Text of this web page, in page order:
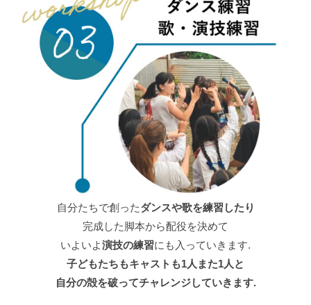
自分たちで創ったダンスや歌を練習したり
完成した脚本から配役を決めて
いよいよ演技の練習にも入っていきます.
子どもたちもキャストも1人また1人と
自分の殻を破ってチャレンジしていきます.